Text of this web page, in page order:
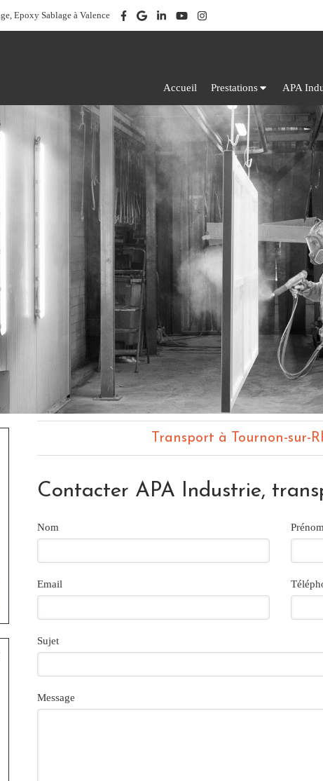
Epoxy Sablage à Valence
Accueil Prestations APA
Transport à Tournon-sur-
Contacter APA Industrie,
Nom Prénom
Email
Sujet
Message